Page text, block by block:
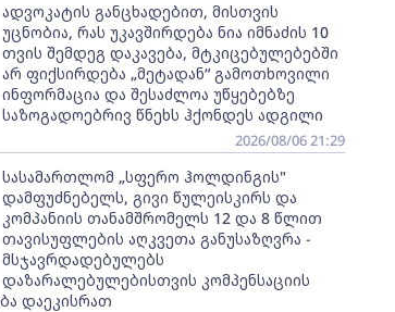
ადვოკატის განცხადებით, მისთვის
უცნობია, რას უკავშირდება ნია იმნაძის 10
თვის შემდეგ დაკავება, მტკიცებულებებში
არ ფიქსირდება „მეტადან“ გამოთხოვილი
ინფორმაცია და შესაძლოა უწყებებზე
საზოგადოებრივ წნეხს ჰქონდეს ადგილი
2026/08/06 21:29
სასამართლომ „სფერო ჰოლდინგის"
დამფუძნებელს, გივი წულეისკირს და
კომპანიის თანამშრომელს 12 და 8 წლით
თავისუფლების აღკვეთა განუსაზღვრა -
მსჯავრდადებულებს
დაზარალებულებისთვის კომპენსაციის
დაეკისრათ